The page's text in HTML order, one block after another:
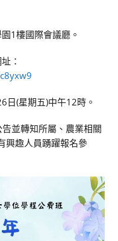
1樓國際會議廳。
：
日(星期五)中午12時。
並轉知所屬、農業相關
興趣人員踴躍報名參